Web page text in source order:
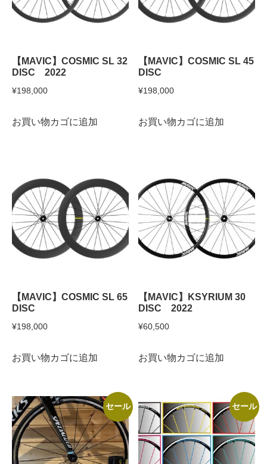
【MAVIC】COSMIC SL 32
DISC 2022
¥198,000
お買い物カゴに追加
【MAVIC】COSMIC SL 45
DISC
¥198,000
お買い物カゴに追加
【MAVIC】COSMIC SL 65
DISC
¥198,000
お買い物カゴに追加
【MAVIC】KSYRIUM 30
DISC 2022
¥60,500
お買い物カゴに追加
セール セール